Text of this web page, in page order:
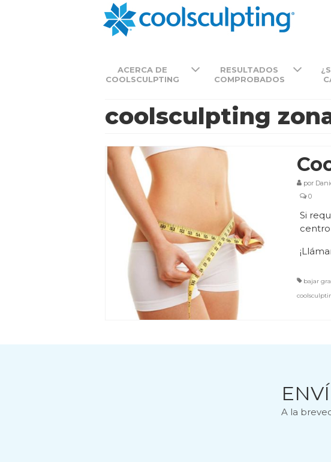
ACERCA DE
COOLSCULPTING
RESULTADOS
COMPROBADOS
coolsculpting
por
0
Si
bajar
A la